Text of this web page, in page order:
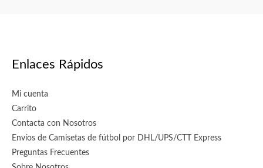
Enlaces Rápidos
Mi cuenta
Carrito
Contacta con Nosotros
Envíos de Camisetas de fútbol por DHL/UPS/CTT Express
Preguntas Frecuentes